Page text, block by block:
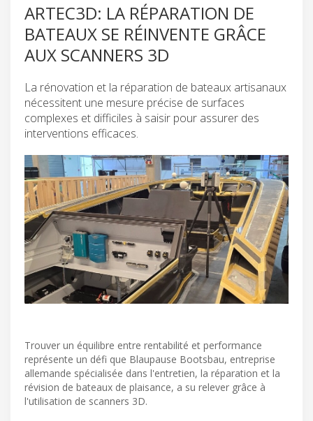
ARTEC3D: LA RÉPARATION DE
BATEAUX SE RÉINVENTE GRÂCE
AUX SCANNERS 3D
La rénovation et la réparation de bateaux artisanaux
nécessitent une mesure précise de surfaces
complexes et difficiles à saisir pour assurer des
interventions efficaces.
Trouver un équilibre entre rentabilité et performance
représente un défi que Blaupause Bootsbau, entreprise
allemande spécialisée dans l'entretien, la réparation et la
révision de bateaux de plaisance, a su relever grâce à
l'utilisation de scanners 3D.